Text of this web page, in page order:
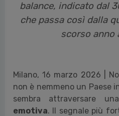
balance, indicato dal
che passa così dalla
scorso anno
Milano, 16 marzo 2026 |
non è nemmeno un Paese
sembra attraversare
emotiva. Il segnale più